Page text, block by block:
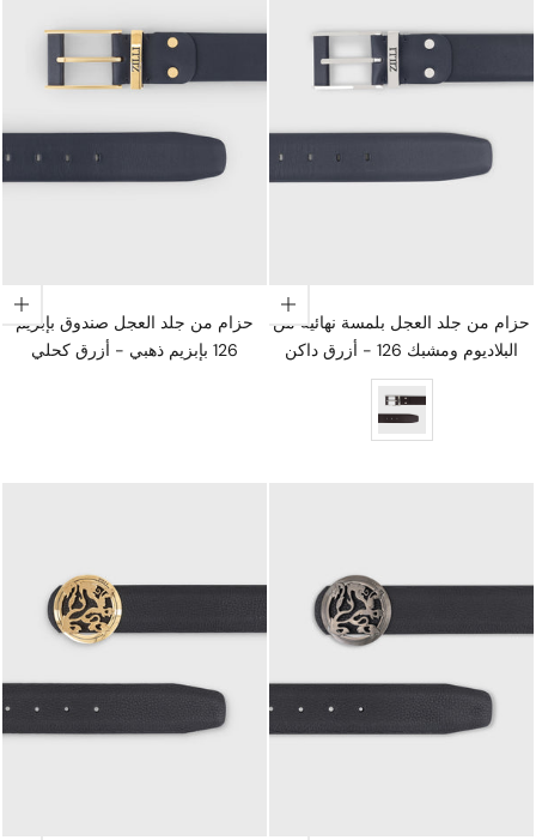
اختيار الخيارات
حزام من جلد العجل صندوق بإبزيم
126 بإبزيم ذهبي - أزرق كحلي
اختيار الخيارات
حزام من جلد العجل بلمسة نهائية من
البلاديوم ومشبك 126 - أزرق داكن